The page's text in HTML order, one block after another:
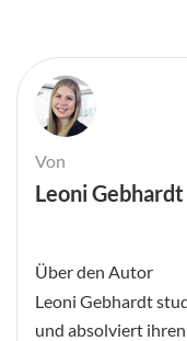
Von
Leoni Gebhardt
Über den Autor
Leoni Gebhardt
und absolviert